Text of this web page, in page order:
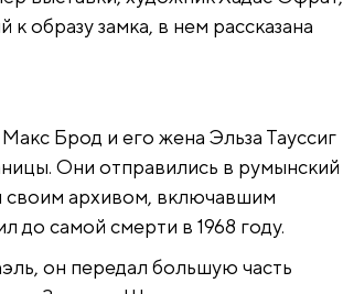
образу замка, в нем рассказана
Брод и его жена Эльза Тауссиг
Они отправились в румынский
своим архивом, включавшим
до самой смерти в 1968 году.
он передал большую часть